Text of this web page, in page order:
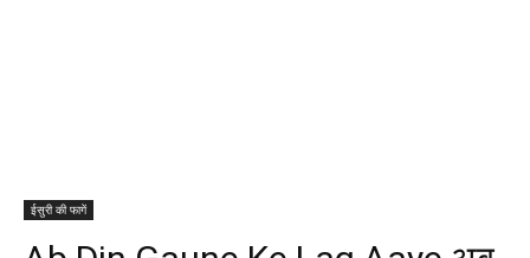
ईसुरी की फागें